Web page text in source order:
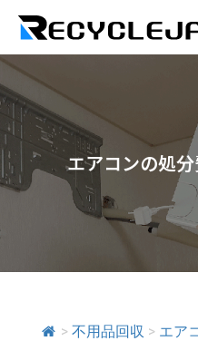
エアコンの処
> 不用品回収 > エア